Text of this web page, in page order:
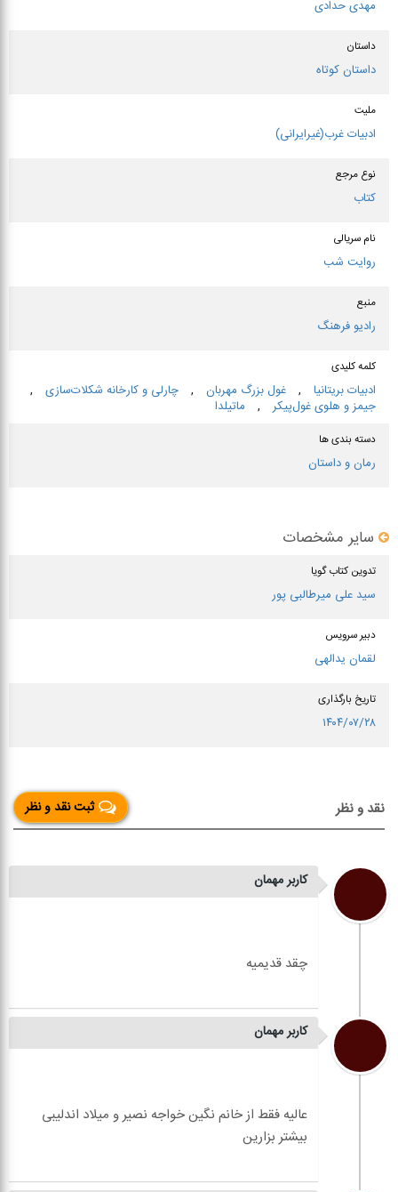
مهدی حدادی
داستان
داستان کوتاه
ملیت
ادبیات غرب(غیرایرانی)
نوع مرجع
کتاب
نام سریالی
روایت شب
منبع
رادیو فرهنگ
کلمه کلیدی
ادبیات بریتانیا , غول بزرگ مهربان , چارلی و كارخانه شكلات‌سازی
,
جیمز و هلو‌ی غول‌پیكر
, ماتیلدا
دسته بندی ها
رمان و داستان
سایر مشخصات
تدوین کتاب گویا
سید علی میرطالبی پور
دبیر سرویس
لقمان یدالهی
تاریخ بارگذاری
۱۴۰۴/۰۷/۲۸
ثبت نقد و نظر نقد و نظر
کاربر مهمان
کاربر مهمان
عالیه فقط از خانم نگین خواجه نصیر و میلاد اندلیبی